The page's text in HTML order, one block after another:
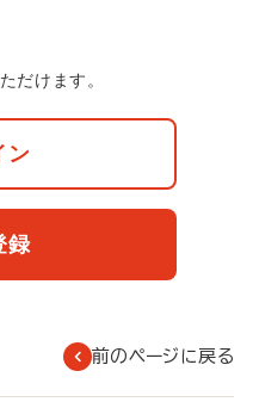
だけます。
ン
録
前のページに戻る